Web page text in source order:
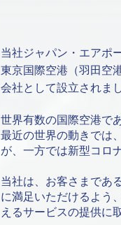
当社ジャパン・エアポ
東京国際空港（羽田空
会社として設立されまし
世界有数の国際空港で
最近の世界の動きでは
が、一方では新型コロ
当社は、お客さまであ
に満足いただけるよう
えるサービスの提供に